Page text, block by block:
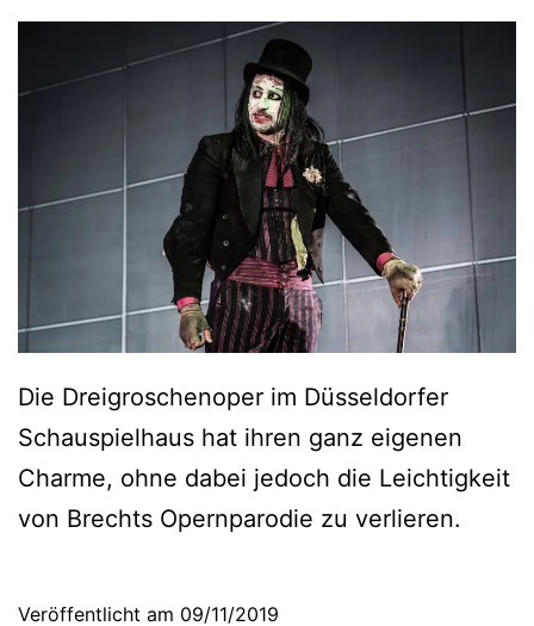
Die Dreigroschenoper im Düsseldorfer
Schauspielhaus hat ihren ganz eigenen
Charme, ohne dabei jedoch die Leichtigkeit
von Brechts Opernparodie zu verlieren.
Veröffentlicht am 09/11/2019